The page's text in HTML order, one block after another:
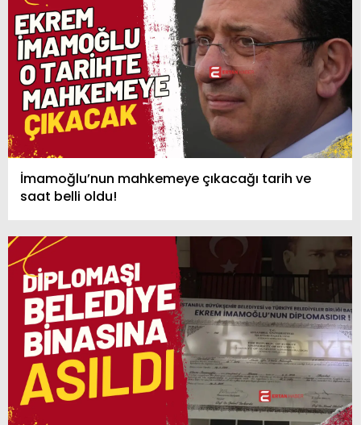
İmamoğlu’nun mahkemeye çıkacağı tarih ve
saat belli oldu!